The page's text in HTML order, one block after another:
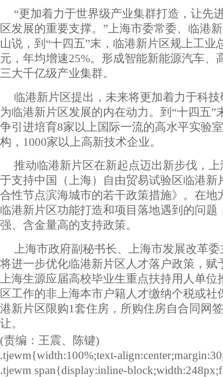
“更加着力于世界级产业集群打造，让先
区发展的重要支撑。”上海市委常委、临港
山说，到“十四五”末，临港新片区规上工业
元，年均增速25%。形成智能新能源汽车、
三大千亿级产业集群。
临港新片区提出，未来将更加着力于科
为临港新片区发展的内在动力。到“十四五”
争引进培育8家以上国际一流的高水平实验
构，1000家以上高新技术企业。
推动临港新片区在新起点迈出新步伐，
于支持中国（上海）自由贸易试验区临港新
合性节点滨海城市的若干政策措施》。在地
临港新片区功能打造和项目落地遇到的问题
强、含金量高的支持政策。
上海市政府副秘书长、上海市发展改革
将进一步优化临港新片区人才落户政策，赋
上海生源应届高校毕业生重点扶持用人单
区工作的非上海本市户籍人才缴纳个税或社
港新片区限购1套住房，所购住房自合同网
让。
(责编：王震、陈键)
.tjewm{width:100%;text-
.tjewm span{display:inline-